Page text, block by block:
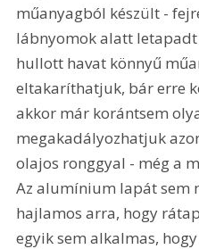
műanyagból készült -
lábnyomok alatt
hullott havat könnyű
eltakaríthatjuk, bár erre
akkor már korántsem
megakadályozhatjuk
olajos ronggyal - még a
Az alumínium lapát sem
hajlamos arra, hogy
egyik sem alkalmas,